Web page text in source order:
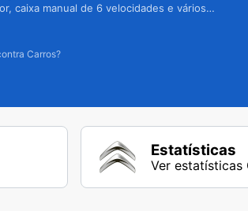
caixa manual de 6 velocidades e vários
Carros?
Estatísticas
Ver estatísticas